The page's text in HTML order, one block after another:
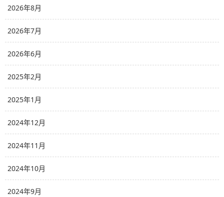
2026年8月
2026年7月
2026年6月
2025年2月
2025年1月
2024年12月
2024年11月
2024年10月
2024年9月